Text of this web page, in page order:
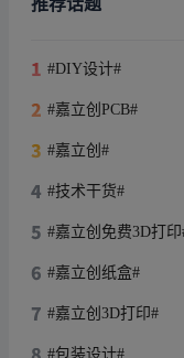
推荐话题
#DIY设计#
#嘉立创PCB#
#嘉立创#
#技术干货#
#嘉立创免费3D打印
#嘉立创纸盒#
#嘉立创3D打印#
#包装设计#